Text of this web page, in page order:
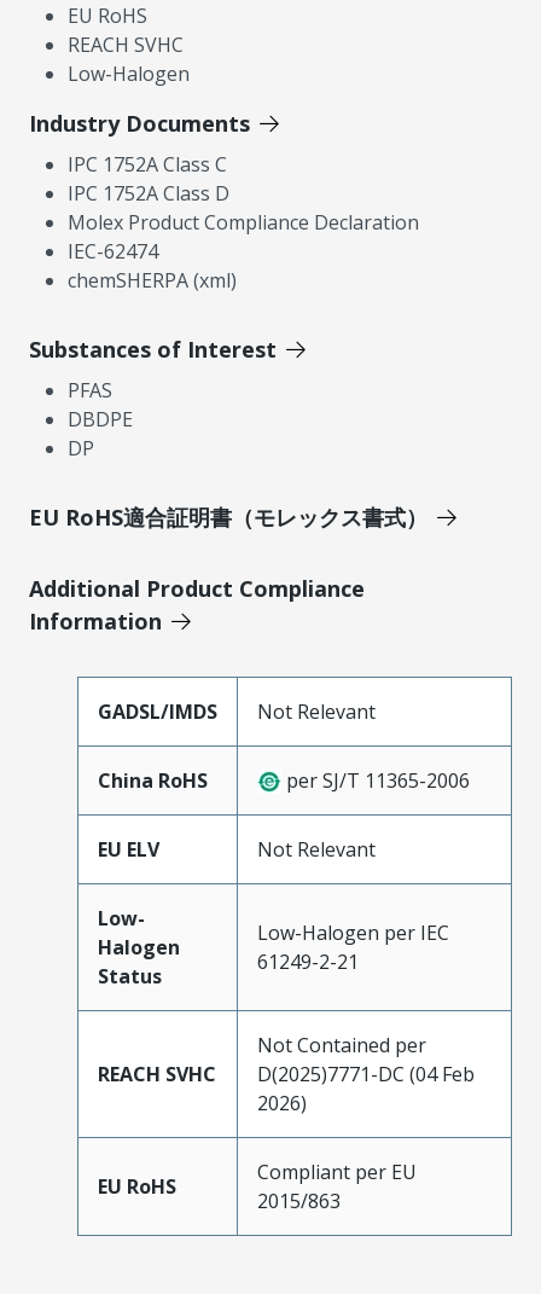
EU RoHS
REACH SVHC
Low-Halogen
Industry Documents
IPC 1752A Class C
IPC 1752A Class D
Molex Product Compliance Declaration
IEC-62474
chemSHERPA (xml)
Substances of Interest
PFAS
DBDPE
DP
EU RoHS適合証明書（モレックス書式）
Additional Product Compliance
Information
GADSL/IMDS Not Relevant
China RoHS per SJ/T 11365-2006
EU ELV Not Relevant
Low-
Halogen
Status
Low-Halogen per IEC
61249-2-21
REACH SVHC
Not Contained per
D(2025)7771-DC (04 Feb
2026)
EU RoHS
Compliant per EU
2015/863